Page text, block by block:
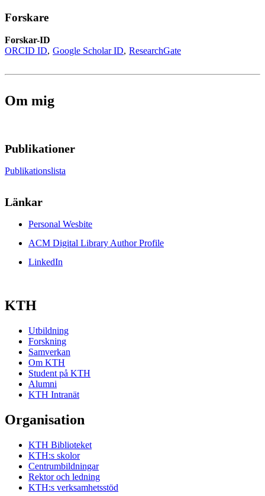
Forskare
Forskar-ID
ORCID ID Google Scholar ID ResearchGate
Om mig
Publikationer
Publikationslista
Länkar
Personal Wesbite
ACM Digital Library Author Profile
LinkedIn
KTH
Utbildning
Forskning
Samverkan
Om KTH
Student på KTH
Alumni
KTH Intranät
Organisation
KTH Biblioteket
KTH:s skolor
Centrumbildningar
Rektor och ledning
KTH:s verksamhetsstöd